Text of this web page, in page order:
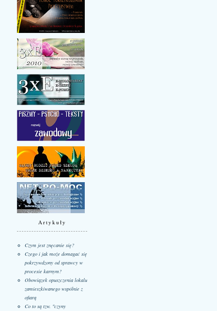
Artykuły
Czym jest znęcanie się?
Czego i jak może domagać się
pokrzywdzony od sprawcy w
procesie karnym?
Obowiązek opuszczenia lokalu
zamieszkiwanego wspólnie z
ofiarą
Co to są tzw. "czyny